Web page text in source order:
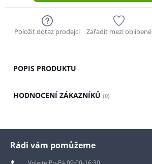
Položit dotaz prodejci Zařadit mezi oblíbené
POPIS PRODUKTU
HODNOCENÍ ZÁKAZNÍKŮ (0)
Rádi vám pomůžeme